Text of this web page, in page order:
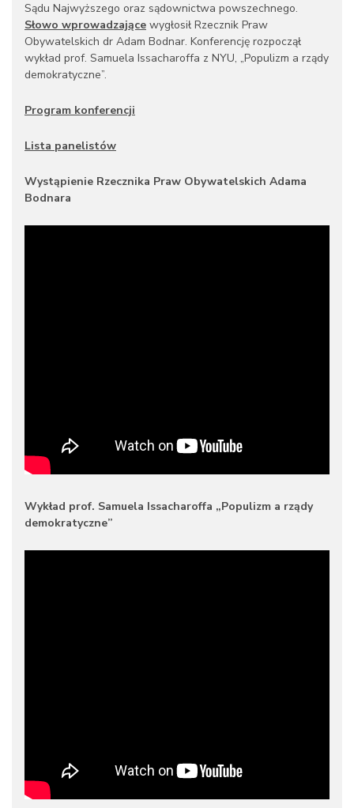
Sądu Najwyższego oraz sądownictwa powszechnego.
Słowo wprowadzające wygłosił Rzecznik Praw
Obywatelskich dr Adam Bodnar. Konferencję rozpoczął
wykład prof. Samuela Issacharoffa z NYU, „Populizm a rządy
demokratyczne”.
Program konferencji
Lista panelistów
Wystąpienie Rzecznika Praw Obywatelskich Adama
Bodnara
Wykład prof. Samuela Issacharoffa „Populizm a rządy
demokratyczne”